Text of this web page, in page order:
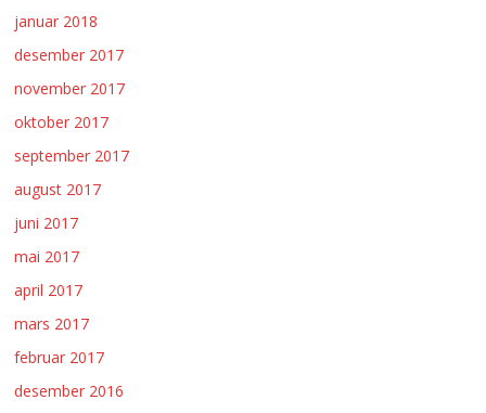
januar 2018
desember 2017
november 2017
oktober 2017
september 2017
august 2017
juni 2017
mai 2017
april 2017
mars 2017
februar 2017
desember 2016